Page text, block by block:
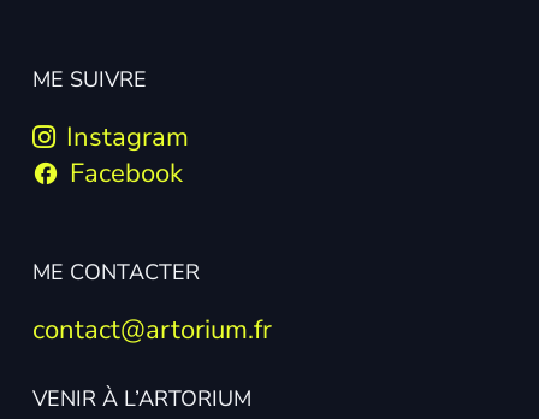
ME SUIVRE
Instagram
facebook Facebook
ME CONTACTER
contact@artorium.fr
VENIR À L’ARTORIUM